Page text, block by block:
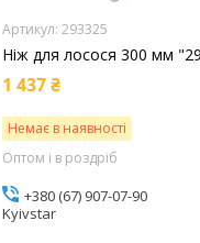
293325
Ніж для лосося 300 мм
1 437 ₴
Немає в наявності
Оптом і в роздріб
+380 (67) 907-07-90
Kyivstar